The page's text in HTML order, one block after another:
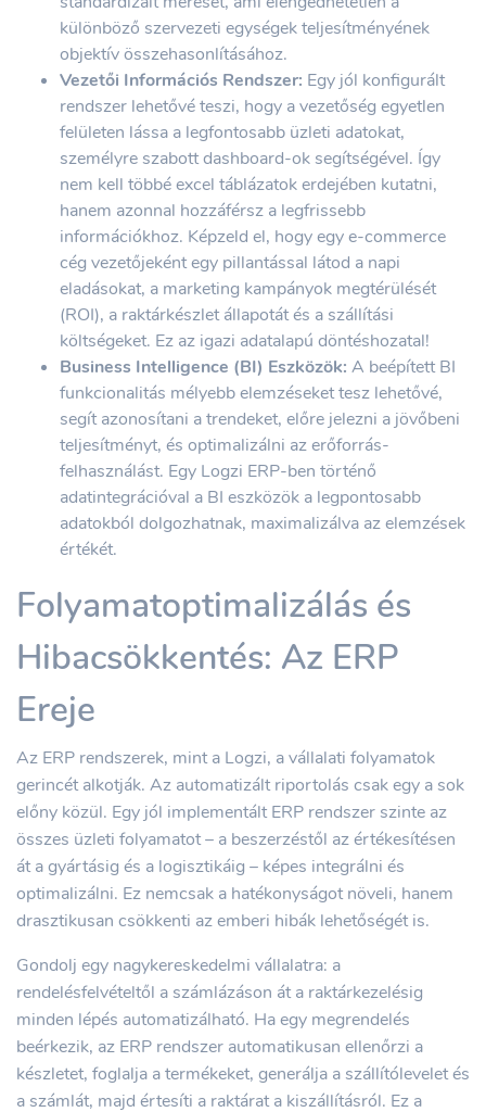
különböző szervezeti egységek teljesítményének
objektív összehasonlításához.
Vezetői Információs Rendszer: Egy jól konfigurált
rendszer lehetővé teszi, hogy a vezetőség egyetlen
felületen lássa a legfontosabb üzleti adatokat,
személyre szabott dashboard-ok segítségével. Így
nem kell többé excel táblázatok erdejében kutatni,
hanem azonnal hozzáférsz a legfrissebb
információkhoz. Képzeld el, hogy egy e-commerce
cég vezetőjeként egy pillantással látod a napi
eladásokat, a marketing kampányok megtérülését
(ROI), a raktárkészlet állapotát és a szállítási
költségeket. Ez az igazi adatalapú döntéshozatal!
Business Intelligence (BI) Eszközök: A beépített BI
funkcionalitás mélyebb elemzéseket tesz lehetővé,
segít azonosítani a trendeket, előre jelezni a jövőbeni
teljesítményt, és optimalizálni az erőforrás-
felhasználást. Egy Logzi ERP-ben történő
adatintegrációval a BI eszközök a legpontosabb
adatokból dolgozhatnak, maximalizálva az elemzések
értékét.
Folyamatoptimalizálás és
Hibacsökkentés: Az ERP
Ereje
Az ERP rendszerek, mint a Logzi, a vállalati folyamatok
gerincét alkotják. Az automatizált riportolás csak egy a sok
előny közül. Egy jól implementált ERP rendszer szinte az
összes üzleti folyamatot – a beszerzéstől az értékesítésen
át a gyártásig és a logisztikáig – képes integrálni és
optimalizálni. Ez nemcsak a hatékonyságot növeli, hanem
drasztikusan csökkenti az emberi hibák lehetőségét is.
Gondolj egy nagykereskedelmi vállalatra: a
rendelésfelvételtől a számlázáson át a raktárkezelésig
minden lépés automatizálható. Ha egy megrendelés
beérkezik, az ERP rendszer automatikusan ellenőrzi a
készletet, foglalja a termékeket, generálja a szállítólevelet és
a számlát, majd értesíti a raktárat a kiszállításról. Ez a